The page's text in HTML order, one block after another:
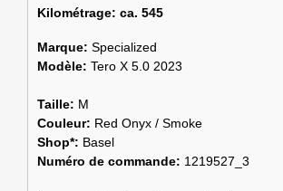
Kilométrage: ca. 545
Marque: Specialized
Modèle: Tero X 5.0 2023
Taille: M
Couleur: Red Onyx / Smoke
Shop*: Basel
Numéro de commande: 1219527_3